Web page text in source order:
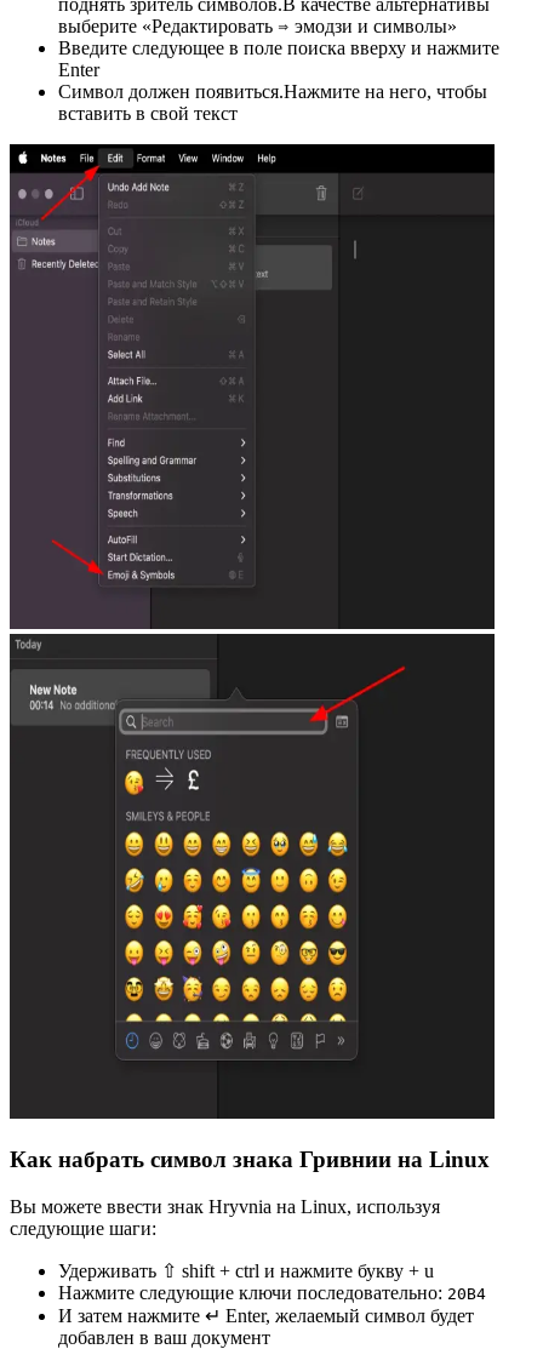
поднять зритель символов.В качестве альтернативы
выберите «Редактировать ⇒ эмодзи и символы»
Введите следующее в поле поиска вверху и нажмите
Enter
Символ должен появиться.Нажмите на него, чтобы
вставить в свой текст
Как набрать символ знака Гривнии на Linux
Вы можете ввести знак Hryvnia на Linux, используя
следующие шаги:
Удерживать ⇧ shift + ctrl и нажмите букву + u
Нажмите следующие ключи последовательно: 20B4
И затем нажмите ↵ Enter, желаемый символ будет
добавлен в ваш документ